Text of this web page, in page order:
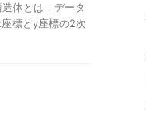
体とは，データ
標とy座標の2次